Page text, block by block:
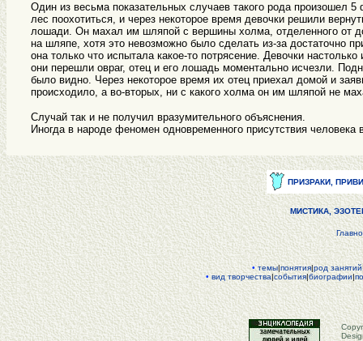
Один из весьма показательных случаев такого рода
лес поохотиться, и через некоторое время девочки решили
лошади. Он махал им шляпой с вершины холма, отделенного от
на шляпе, хотя это невозможно было сделать из-за достаточно
она только что испытала какое-то потрясение. Девочки
они перешли овраг, отец и его лошадь моментально исчезли.
было видно. Через некоторое время их отец приехал домой и
происходило, а во-вторых, ни с какого холма он им шляпой не
Случай так и не получил вразумительного объяснения.
Иногда в народе феномен одновременного присутствия человека
ПРИЗРАКИ,
МИСТИКА,
• темы|понятия|род занятий
• вид творчества|события|биографии|